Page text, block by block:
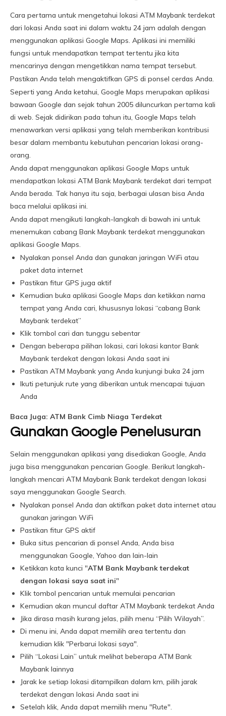
Cara pertama untuk mengetahui lokasi ATM Maybank terdekat
dari lokasi Anda saat ini dalam waktu 24 jam adalah dengan
menggunakan aplikasi Google Maps. Aplikasi ini memiliki
fungsi untuk mendapatkan tempat tertentu jika kita
mencarinya dengan mengetikkan nama tempat tersebut.
Pastikan Anda telah mengaktifkan GPS di ponsel cerdas Anda.
Seperti yang Anda ketahui, Google Maps merupakan aplikasi
bawaan Google dan sejak tahun 2005 diluncurkan pertama kali
di web. Sejak didirikan pada tahun itu, Google Maps telah
menawarkan versi aplikasi yang telah memberikan kontribusi
besar dalam membantu kebutuhan pencarian lokasi orang-
orang.
Anda dapat menggunakan aplikasi Google Maps untuk
mendapatkan lokasi ATM Bank Maybank terdekat dari tempat
Anda berada. Tak hanya itu saja, berbagai ulasan bisa Anda
baca melalui aplikasi ini.
Anda dapat mengikuti langkah-langkah di bawah ini untuk
menemukan cabang Bank Maybank terdekat menggunakan
aplikasi Google Maps.
Nyalakan ponsel Anda dan gunakan jaringan WiFi atau
paket data internet
Pastikan fitur GPS juga aktif
Kemudian buka aplikasi Google Maps dan ketikkan nama
tempat yang Anda cari, khususnya lokasi “cabang Bank
Maybank terdekat”
Klik tombol cari dan tunggu sebentar
Dengan beberapa pilihan lokasi, cari lokasi kantor Bank
Maybank terdekat dengan lokasi Anda saat ini
Pastikan ATM Maybank yang Anda kunjungi buka 24 jam
Ikuti petunjuk rute yang diberikan untuk mencapai tujuan
Anda
Baca Juga: ATM Bank Cimb Niaga Terdekat
Gunakan Google Penelusuran
Selain menggunakan aplikasi yang disediakan Google, Anda
juga bisa menggunakan pencarian Google. Berikut langkah-
langkah mencari ATM Maybank Bank terdekat dengan lokasi
saya menggunakan Google Search.
Nyalakan ponsel Anda dan aktifkan paket data internet atau
gunakan jaringan WiFi
Pastikan fitur GPS aktif
Buka situs pencarian di ponsel Anda, Anda bisa
menggunakan Google, Yahoo dan lain-lain
Ketikkan kata kunci "ATM Bank Maybank terdekat
dengan lokasi saya saat ini"
Klik tombol pencarian untuk memulai pencarian
Kemudian akan muncul daftar ATM Maybank terdekat Anda
Jika dirasa masih kurang jelas, pilih menu “Pilih Wilayah”.
Di menu ini, Anda dapat memilih area tertentu dan
kemudian klik "Perbarui lokasi saya".
Pilih “Lokasi Lain” untuk melihat beberapa ATM Bank
Maybank lainnya
Jarak ke setiap lokasi ditampilkan dalam km, pilih jarak
terdekat dengan lokasi Anda saat ini
Setelah klik, Anda dapat memilih menu "Rute".